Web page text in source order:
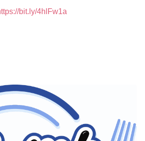
bit.ly/4hlFw1a